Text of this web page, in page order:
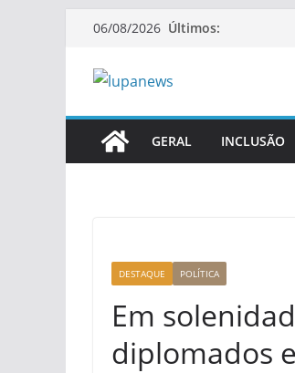
Pular06/08/2026 Últimos:
GERAL INCLUSÃO
DESTAQUE POLÍTICA
Em
diplomados